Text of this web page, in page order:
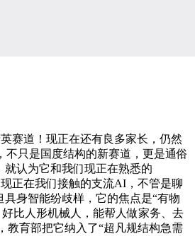
赛道！现正在还有良多家长，仍然
不只是国度结构的新赛道，更是通俗
认为它和我们现正在熟悉的
正在我们接触的支流AI，不管是聊
身智能纷歧样，它的焦点是“有物
比人形机械人，能帮人做家务、去
教育部把它纳入了“超凡规结构急需